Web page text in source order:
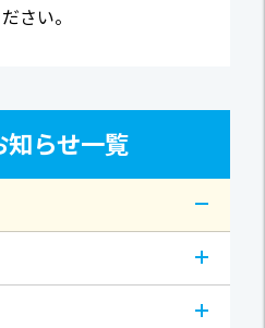
さい。
知らせ一覧